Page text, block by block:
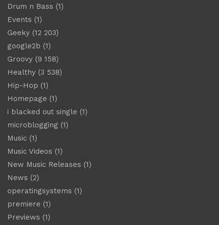
Drum n Bass (1)
Events (1)
Geeky (12 203)
google2b (1)
Groovy (9 158)
Healthy (3 538)
Hip-Hop (1)
Homepage (1)
i blacked out single (1)
microblogging (1)
Music (1)
Music Videos (1)
New Music Releases (1)
News (2)
operatingsystems (1)
premiere (1)
Previews (1)